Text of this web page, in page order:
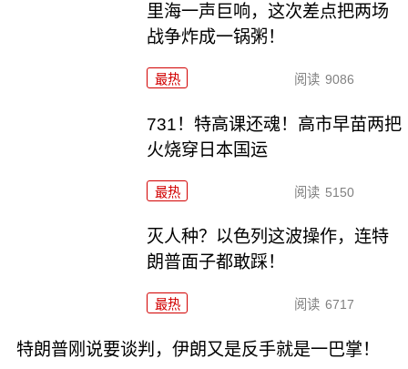
里海一声巨响，这次差点把两场
战争炸成一锅粥！
最热 阅读 9086
731！特高课还魂！高市早苗两把
火烧穿日本国运
最热 阅读 5150
灭人种？以色列这波操作，连特
朗普面子都敢踩！
最热 阅读 6717
特朗普刚说要谈判，伊朗又是反手就是一巴掌！